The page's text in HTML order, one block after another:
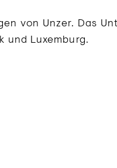
von Unzer. Das
und Luxemburg.